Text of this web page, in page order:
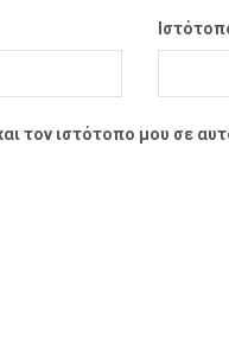
τον ιστότοπο μου σε